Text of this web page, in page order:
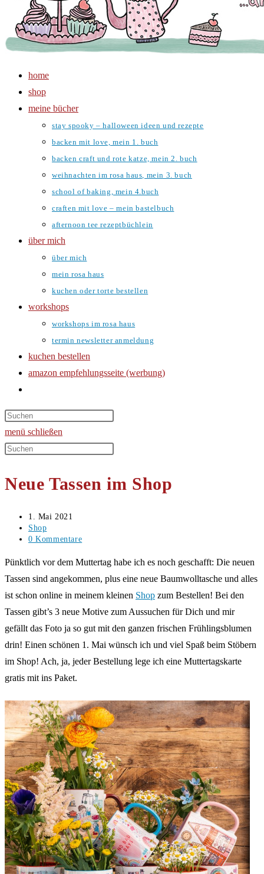
home
shop
meine bücher
stay spooky – halloween ideen und rezepte
backen mit love, mein 1. buch
backen craft und rote katze, mein 2. buch
weihnachten im rosa haus, mein 3. buch
school of baking, mein 4.buch
craften mit love – mein bastelbuch
afternoon tee rezeptbüchlein
über mich
über mich
mein rosa haus
kuchen oder torte bestellen
workshops
workshops im rosa haus
termin newsletter anmeldung
kuchen bestellen
amazon empfehlungsseite (werbung)
umschalten
menü schließen
Diese
durchsuchen
Neue Tassen im Shop
Beitrag
veröffentlicht:
1. Mai 2021
Beitrags-
Kategorie:
Shop
Beitrags-
0 Kommentare
Pünktlich vor dem Muttertag habe ich es noch geschafft: Die neuen
Tassen sind angekommen, plus eine neue Baumwolltasche und alles
ist schon online in meinem kleinen Shop zum Bestellen! Bei den
Tassen gibt’s 3 neue Motive zum Aussuchen für Dich und mir
gefällt das Foto ja so gut mit den ganzen frischen Frühlingsblumen
drin! Einen schönen 1. Mai wünsch ich und viel Spaß beim Stöbern
im Shop! Ach, ja, jeder Bestellung lege ich eine Muttertagskarte
gratis mit ins Paket.